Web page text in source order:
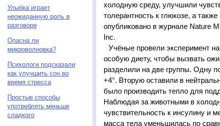
Улыбка играет
неожиданную роль в
разговоре
Опасна ли
микроволновка?
Психологи подсказали
как улучшить сон во
время стресса
Простые способы
употреблять меньше
сладкого
холодную среду, улучшили
толерантность к глюкозе, а
опубликовано в журнале Nature
Inc.
Учёные провели эксперимент
особую диету, чтобы вызвать
разделили на две группы. Одну
+4°. Вторую оставили в
было производить тепло для
Наблюдая за животными в
чувствительность к инсулину и
масса тела уменьшилась по